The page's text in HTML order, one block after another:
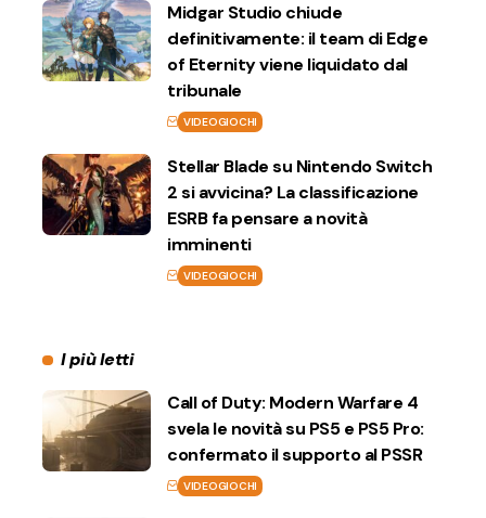
Midgar Studio chiude
definitivamente: il team di Edge
of Eternity viene liquidato dal
tribunale
VIDEOGIOCHI
Stellar Blade su Nintendo Switch
2 si avvicina? La classificazione
ESRB fa pensare a novità
imminenti
VIDEOGIOCHI
I più letti
Call of Duty: Modern Warfare 4
svela le novità su PS5 e PS5 Pro:
confermato il supporto al PSSR
VIDEOGIOCHI